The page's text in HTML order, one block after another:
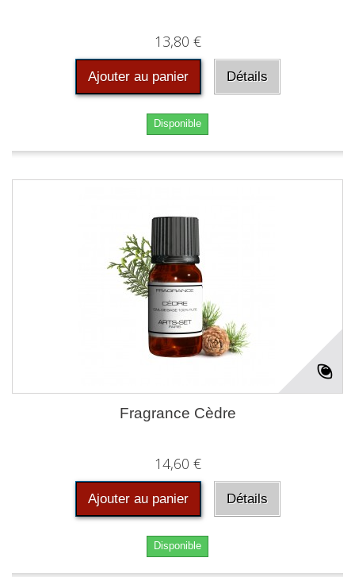
13,80 €
Ajouter au panier Détails
Disponible
Fragrance Cèdre
14,60 €
Ajouter au panier Détails
Disponible